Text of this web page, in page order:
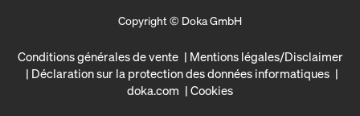
Copyright © Doka GmbH
Conditions générales de vente
Mentions légales/Disclaimer
Déclaration sur la protection des données informatiques
doka.com
Cookies